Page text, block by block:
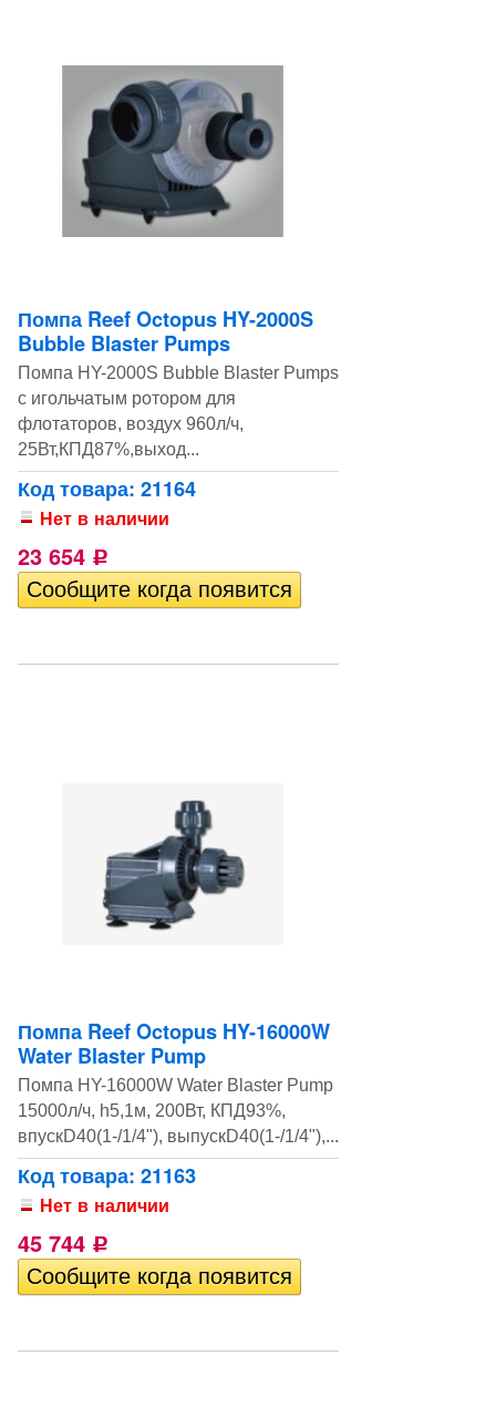
Помпа Reef Octopus HY-2000S
Bubble Blaster Pumps
Помпа HY-2000S Bubble Blaster Pumps
с игольчатым ротором для
флотаторов, воздух 960л/ч,
25Вт,КПД87%,выход...
Код товара: 21164
Нет в наличии
23 654 Р
Помпа Reef Octopus HY-16000W
Water Blaster Pump
Помпа HY-16000W Water Blaster Pump
15000л/ч, h5,1м, 200Вт, КПД93%,
впускD40(1-/1/4"), выпускD40(1-/1/4"),...
Код товара: 21163
Нет в наличии
45 744 Р